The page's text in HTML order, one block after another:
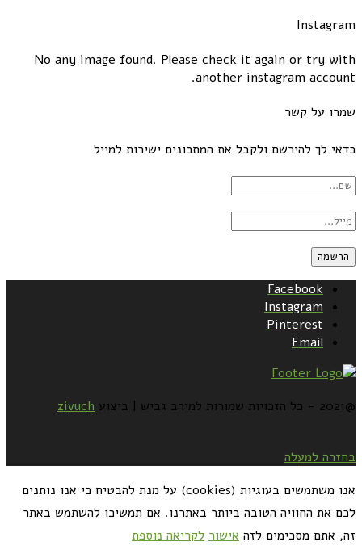
Instagram
No any image found. Please check it again or try with
another instagram account.
שמרו על קשר
כדאי לך להירשם ולקבל את המתכונים ישירות למייל
Facebook
Instagram
Pinterest
Email
@2021 - כל הזכויות שמורות למירב גביש | ביצוע zivuch
בחזרה למעלה
אנו משתמשים בעוגיות (cookies) על מנת להבטיח כי אנו נותנים
לכם את החוויה הטובה ביותר באתרנו. אם תמשיכו להשתמש באתר
זה, אתם מסכימים לזה אישור לקריאה נוספת